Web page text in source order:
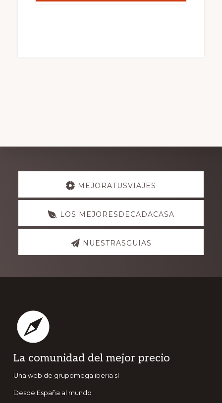
Explore
MEJORATUSVIAJES
LOS MEJORESDECADACASA
NUESTRASGUIAS
Footer
La comunidad del mejor precio
Una web de grupomega iberia sl
Desde España al mundo